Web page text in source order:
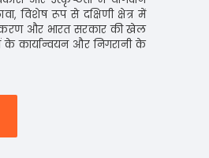
विशेष रूप से दक्षिणी क्षेत्र में
और भारत सरकार की खेल
के कार्यान्वयन और निगरानी के